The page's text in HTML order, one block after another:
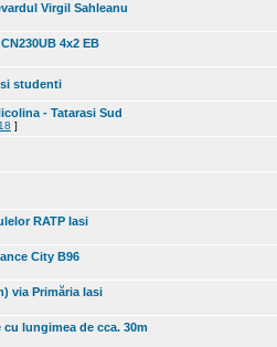
Virgil Sahleanu
4x2 EB
studenti
- Tatarasi Sud
18 ]
RATP Iasi
City B96
via Primăria Iasi
lungimea de cca. 30m